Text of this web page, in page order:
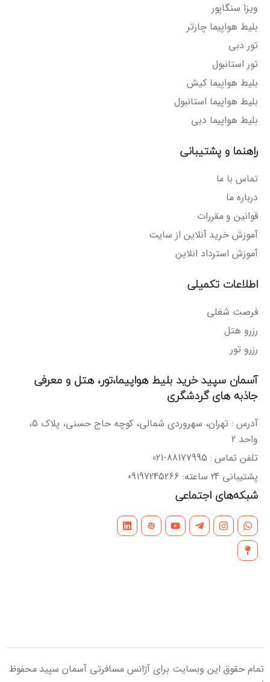
ویزا سنگاپور
بلیط هواپیما چارتر
تور دبی
تور استانبول
بلیط هواپیما کیش
بلیط هواپیما استانبول
بلیط هواپیما دبی
راهنما و پشتیبانی
تماس با ما
درباره ما
قوانین و مقررات
آموزش خرید آنلاین از سایت
آموزش استرداد انلاین
اطلاعات تکمیلی
فرصت شغلی
رزرو هتل
رزرو تور
آسمان سپید خرید بلیط هواپیما،تور، هتل و معرفی
جاذبه های گردشگری
آدرس : تهران، سهروردی شمالی، کوچه حاج حسنی، پلاک 5،
واحد 2
تلفن تماس : 88177995-021
پشتیبانی 24 ساعته: 09197245266
شبکه‌های اجتماعی
تمام حقوق این وبسایت برای آژانس مسافرتی آسمان سپید محفوظ